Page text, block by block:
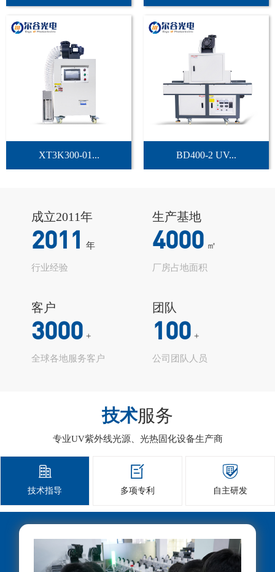
XT3K300-01... BD400-2 UV...
成立2011年
2011 年
行业经验
生产基地
4000 ㎡
厂房占地面积
客户
3000 +
全球各地服务客户
团队
100 +
公司团队人员
技术服务
专业UV紫外线光源、光热固化设备生产商

技术指导

多项专利

自主研发